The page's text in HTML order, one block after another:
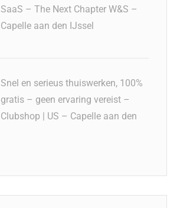
SaaS – The Next Chapter W&S –
Capelle aan den IJssel
Snel en serieus thuiswerken, 100%
gratis – geen ervaring vereist –
Clubshop | US – Capelle aan den